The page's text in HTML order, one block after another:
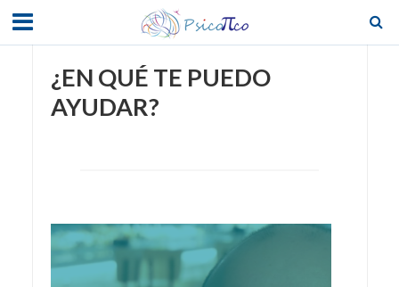
¿EN QUÉ TE PUEDO
AYUDAR?